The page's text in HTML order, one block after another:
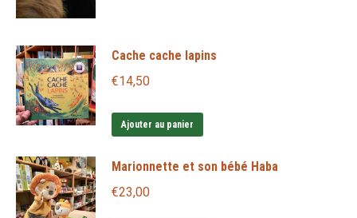
Cache cache lapins
€14,50
Ajouter au panier
Marionnette et son bébé Haba
€23,00